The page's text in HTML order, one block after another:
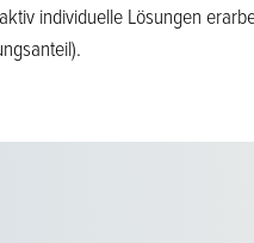
individuelle Lösungen